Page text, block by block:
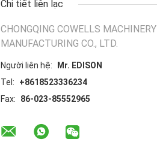
Chi tiết liên lạc
CHONGQING COWELLS MACHINERY
MANUFACTURING CO., LTD.
Người liên hệ:
Mr. EDISON
Tel:
+8618523336234
Fax:
86-023-85552965